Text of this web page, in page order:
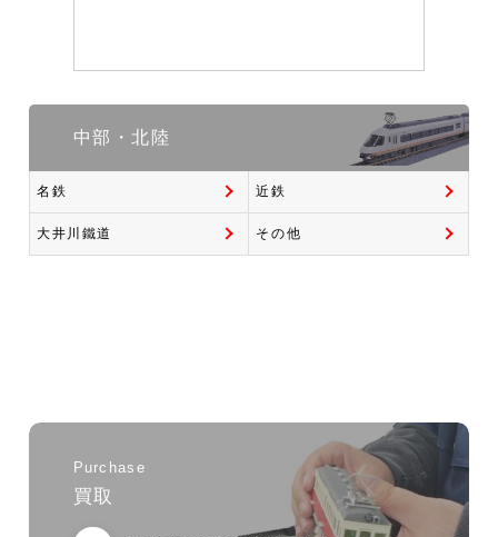
中部・北陸
名鉄 近鉄
大井川鐵道 その他
Purchase
買取